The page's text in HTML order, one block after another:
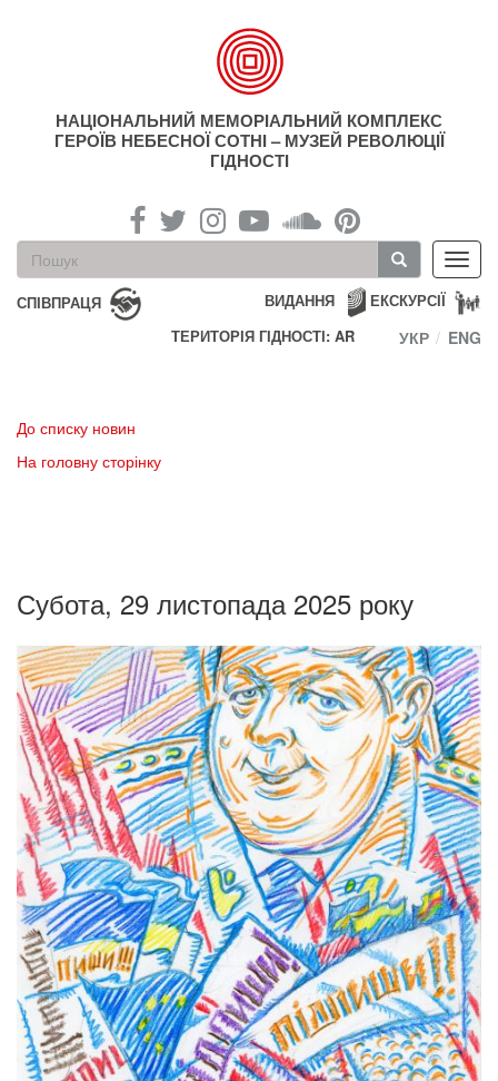
НАЦІОНАЛЬНИЙ МЕМОРІАЛЬНИЙ КОМПЛЕКС
ГЕРОЇВ НЕБЕСНОЇ СОТНІ – МУЗЕЙ РЕВОЛЮЦІЇ
ГІДНОСТІ
Пошукова
форма
Пошук
СПІВПРАЦЯ ЕКСКУРСІЇ
ВИДАННЯ
ТЕРИТОРІЯ ГІДНОСТІ: AR
УКР ENG
До списку новин
На головну сторінку
Субота, 29 листопада 2025 року